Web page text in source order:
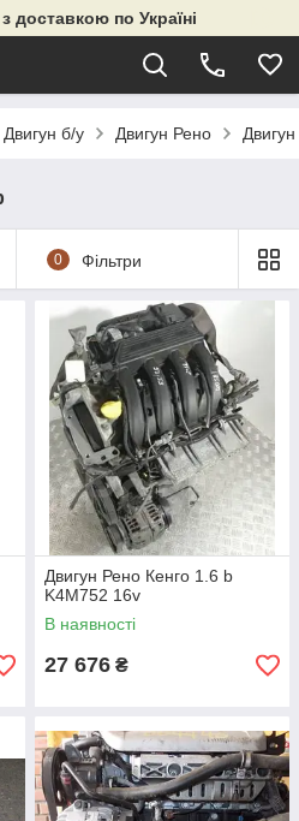
доставкою по Україні
Двигун б/у Двигун Рено
0 Фільтри
Двигун Рено Кенго 1.6 b
K4M752 16v
В наявності
27 676 ₴